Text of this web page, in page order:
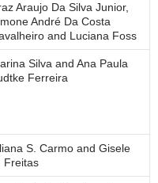
Araujo Da Silva Junior,
André Da Costa
and Luciana Foss
Silva and Ana Paula
Ferreira
S. Carmo and Gisele
Freitas